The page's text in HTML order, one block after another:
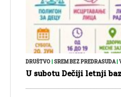
DRUŠTVO|SREM BEZ PREDRASUDA|
U subotu Dečiji letnji